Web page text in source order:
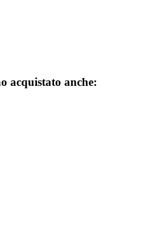
acquistato anche: